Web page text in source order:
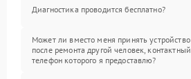
Диагностика проводится бесплатно?
Может ли вместо меня принять устройство
после ремонта другой человек, контактный
телефон которого я предоставлю?